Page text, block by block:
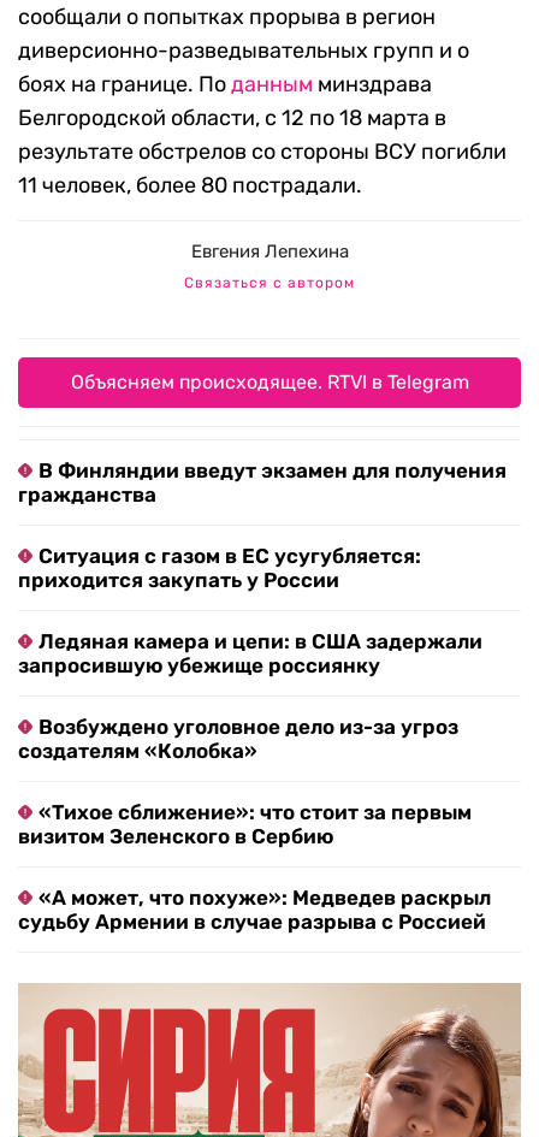
сообщали о попытках прорыва в регион
диверсионно-разведывательных групп и о
боях на границе. Поданным минздрава
Белгородской области, с 12 по 18 марта в
результате обстрелов со стороны ВСУ погибли
11 человек, более 80 пострадали.
Евгения Лепехина
Связаться с автором
Объясняем происходящее. RTVI в Telegram
В Финляндии введут экзамен для получения
гражданства
Ситуация с газом в ЕС усугубляется:
приходится закупать у России
Ледяная камера и цепи: в США задержали
запросившую убежище россиянку
Возбуждено уголовное дело из-за угроз
создателям «Колобка»
«Тихое сближение»: что стоит за первым
визитом Зеленского в Сербию
«А может, что похуже»: Медведев раскрыл
судьбу Армении в случае разрыва с Россией